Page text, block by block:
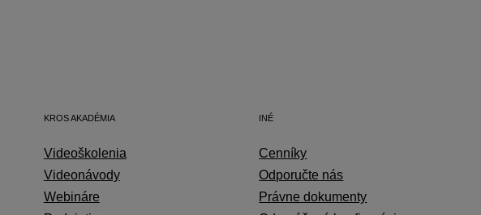
KROS AKADÉMIA
Videoškolenia
Videonávody
Webináre
INÉ
Cenníky
Odporučte nás
Právne dokumenty